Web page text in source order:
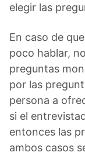
elegir las
En caso de
poco hablar,
preguntas
por las
persona a
si el
entonces las
ambos casos